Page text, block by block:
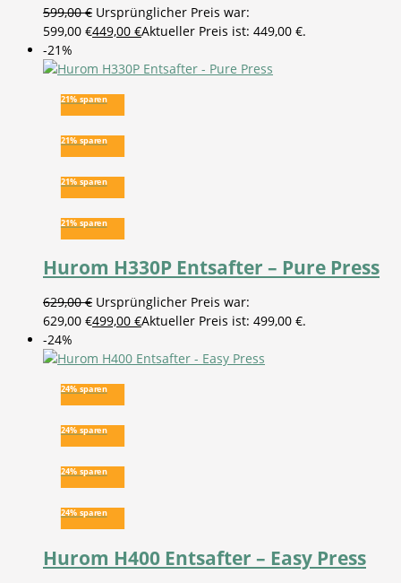
599,00€ Ursprünglicher Preis war:
599,00 €449,00 €Aktueller Preis ist: 449,00 €.
-21%
21% sparen
21% sparen
21% sparen
21% sparen
Hurom H330P Entsafter – Pure Press
629,00€ Ursprünglicher Preis war:
629,00 €499,00 €Aktueller Preis ist: 499,00 €.
-24%
24% sparen
24% sparen
24% sparen
24% sparen
Hurom H400 Entsafter – Easy Press